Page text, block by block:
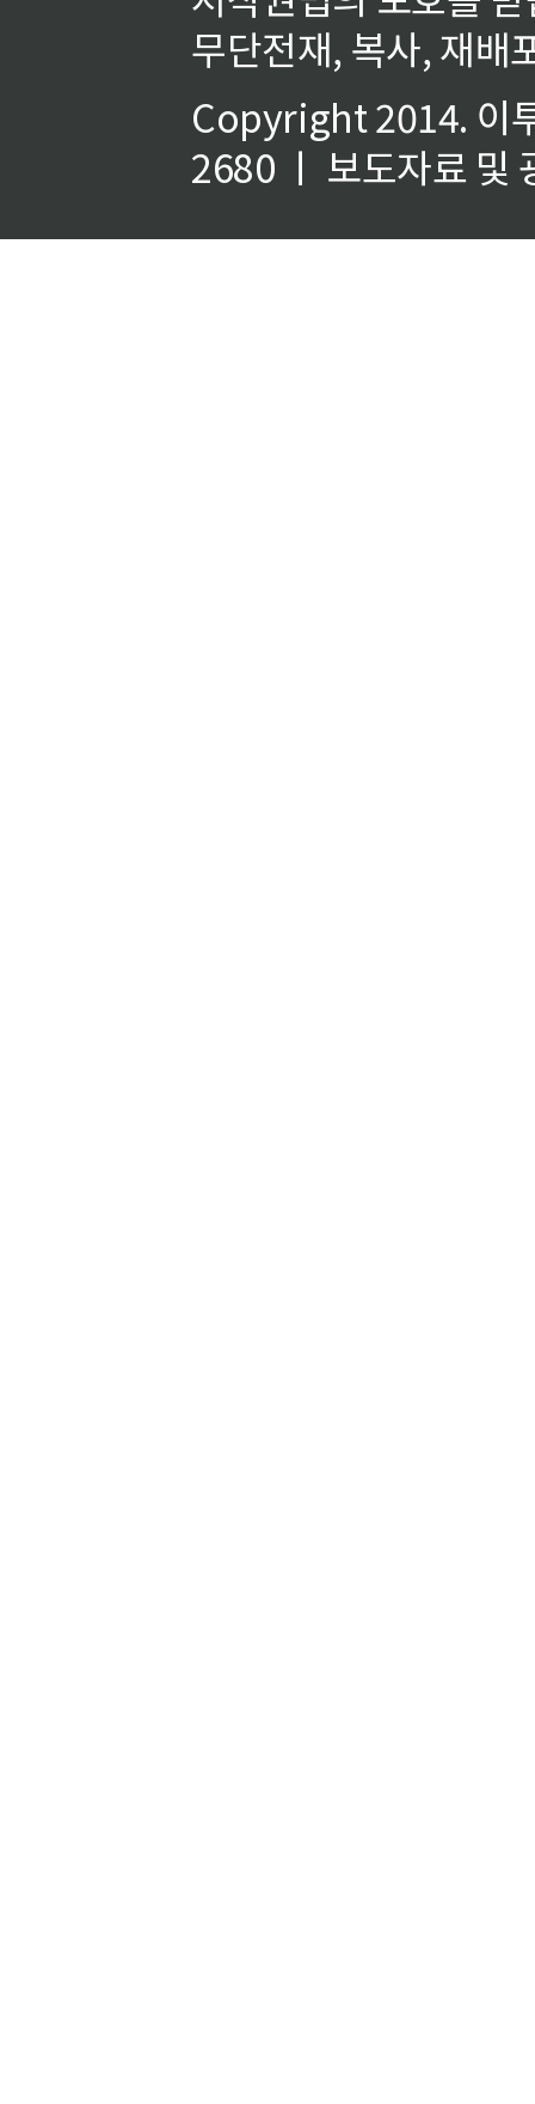
무단전재, 복사, 재배
Copyright 2014. 이
2680 ㅣ 보도자료